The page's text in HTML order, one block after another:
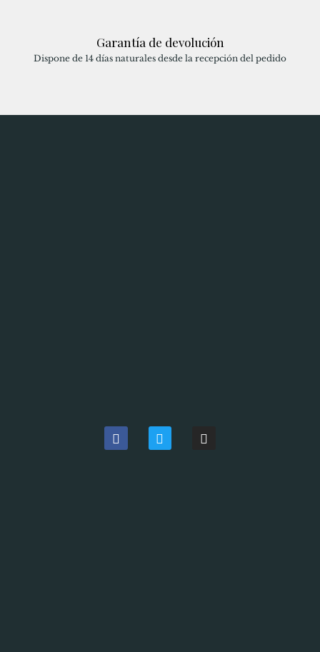
Garantía de devolución
Dispone de 14 días naturales desde la recepción del pedido